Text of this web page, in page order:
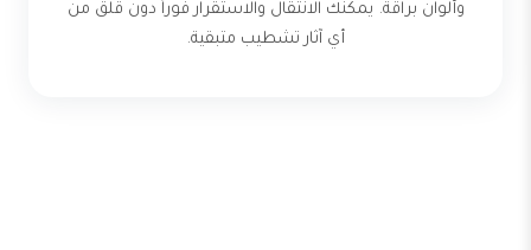
وألوان براقة. يمكنك الانتقال والاستقرار فوراً دون قلق من
أي آثار تشطيب متبقية.